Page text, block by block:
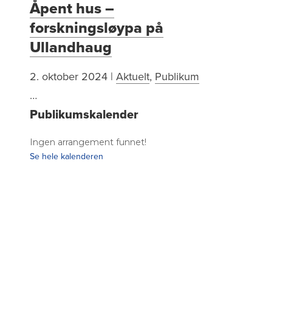
Åpent hus –
forskningsløypa på
Ullandhaug
2. oktober 2024| Aktuelt, Publikum
…
Publikumskalender
Ingen arrangement funnet!
Se hele kalenderen